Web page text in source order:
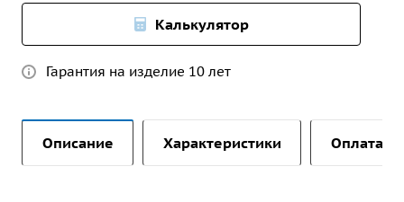
Калькулятор
Гарантия на изделие 10 лет
Описание Характеристики Оплата и